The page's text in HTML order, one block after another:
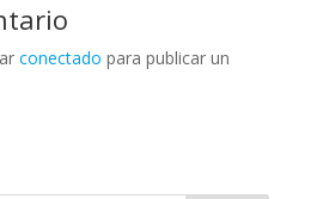
conectado para publicar un